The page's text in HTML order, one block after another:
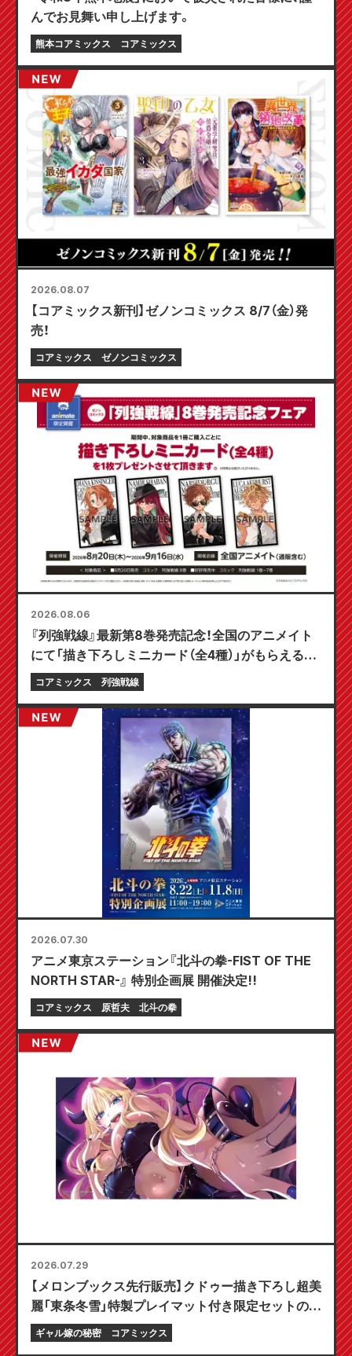
んでお見舞い申し上げます。
熊本コアミックス コアミックス
2026.08.07
【コアミックス新刊】ゼノンコミックス 8/7（金）発
売！
コアミックス ゼノンコミックス
2026.08.06
『列強戦線』最新第8巻発売記念！全国のアニメイト
にて「描き下ろしミニカード（全4種）」がもらえる限
定フェアが8月20日より開催決定！
コアミックス 列強戦線
2026.07.30
アニメ東京ステーション『北斗の拳-FIST OF THE
NORTH STAR-』 特別企画展 開催決定!!
コアミックス 原哲夫 北斗の拳
2026.07.29
【メロンブックス先行販売】クドゥー描き下ろし超美
麗「東条冬雪」特製プレイマット付き限定セットの予
約受付開始！『ギャル嫁の秘密』最新第6巻が10月20
日発売予定！
ギャル嫁の秘密 コアミックス